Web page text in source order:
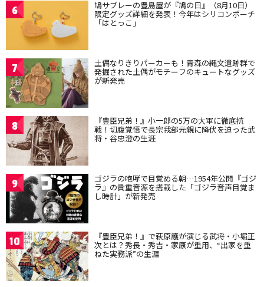
6 鳩サブレーの豊島屋が『鳩の日』（8月10日）
限定グッズ詳細を発表！今年はシリコンポーチ
「はとっこ」
7 土偶なりきりパーカーも！青森の縄文遺跡群で
発掘された土偶がモチーフのキュートなグッズ
が新発売
8 『豊臣兄弟！』小一郎の5万の大軍に徹底抗
戦！切腹覚悟で長宗我部元親に降伏を迫った武
将・谷忠澄の生涯
9 ゴジラの咆哮で目覚める朝…1954年公開『ゴジ
ラ』の貴重音源を搭載した「ゴジラ音声目覚ま
し時計」が新発売
10 『豊臣兄弟！』で萩原護が演じる武将・小堀正
次とは？秀長・秀吉・家康が重用、“出家を重
ねた実務派”の生涯